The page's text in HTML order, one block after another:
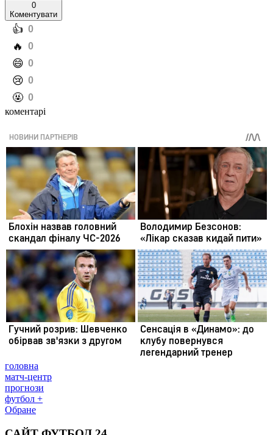
0
Коментувати
️👍 0
️🔥 0
️😄 0
️😢 0
️🤬 0
коментарі
головна
матч-центр
прогнози
футбол +
Обране